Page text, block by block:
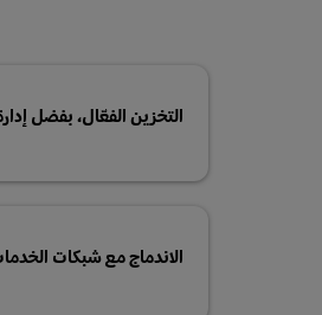
التخزين الفعّال، بفضل
الاندماج مع شبكات